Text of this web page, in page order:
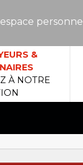
personnel
&
À NOTRE